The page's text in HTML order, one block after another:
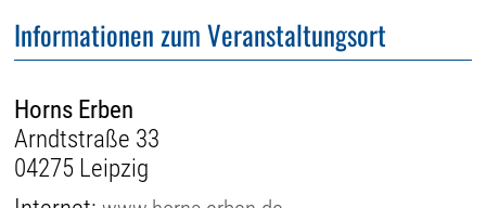
Informationen zum Veranstaltungsort
Horns Erben
Arndtstraße 33
04275 Leipzig